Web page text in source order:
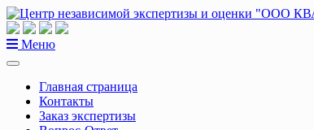
Перейти
к
содержанию
Меню
Главная страница
Контакты
Заказ экспертизы